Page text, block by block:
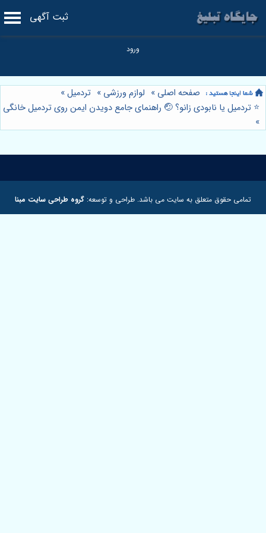
ثبت آگهی
صفحه اصلی » لوازم ورزشی » تردمیل»
⭐️ تردمیل یا نابودی زانو؟ 🤕 راهنمای جامع دویدن ایمن روی تردمیل خانگی
»
تمامی حقوق متعلق به سایت می باشد. طراحی و توسعه: گروه طراحی سایت مبنا